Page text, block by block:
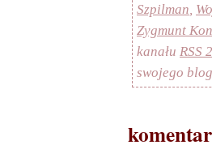
Szpilman,
Zygmunt
kanału RSS
swojego